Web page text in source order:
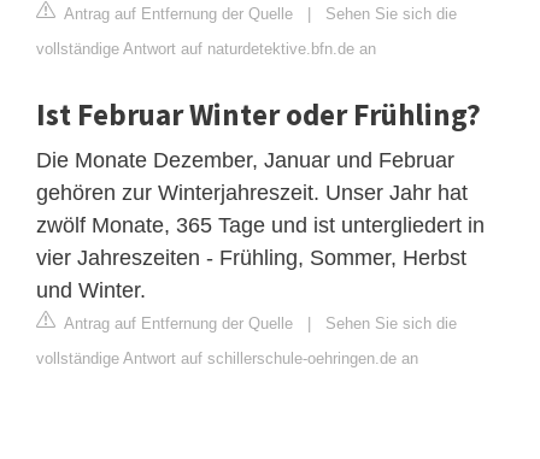
Antrag auf Entfernung der Quelle | Sehen Sie sich die
vollständige Antwort auf naturdetektive.bfn.de an
Ist Februar Winter oder Frühling?
Die Monate Dezember, Januar und Februar
gehören zur Winterjahreszeit. Unser Jahr hat
zwölf Monate, 365 Tage und ist untergliedert in
vier Jahreszeiten - Frühling, Sommer, Herbst
und Winter.
Antrag auf Entfernung der Quelle | Sehen Sie sich die
vollständige Antwort auf schillerschule-oehringen.de an